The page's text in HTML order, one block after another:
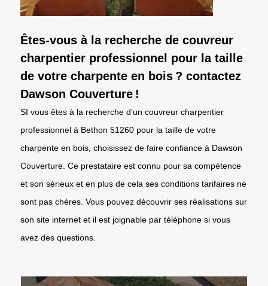
Êtes-vous à la recherche de couvreur
charpentier professionnel pour la taille
de votre charpente en bois ? contactez
Dawson Couverture !
SI vous êtes à la recherche d’un couvreur charpentier
professionnel à Bethon 51260 pour la taille de votre
charpente en bois, choisissez de faire confiance à Dawson
Couverture. Ce prestataire est connu pour sa compétence
et son sérieux et en plus de cela ses conditions tarifaires ne
sont pas chères. Vous pouvez découvrir ses réalisations sur
son site internet et il est joignable par téléphone si vous
avez des questions.